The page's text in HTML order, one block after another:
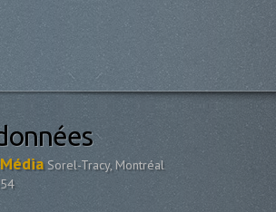
Sorel-Tracy, Montréal